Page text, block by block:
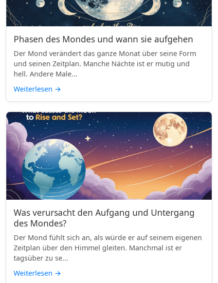
Phasen des Mondes und wann sie aufgehen
Der Mond verändert das ganze Monat über seine Form
und seinen Zeitplan. Manche Nächte ist er mutig und
hell. Andere Male...
Weiterlesen →
Was verursacht den Aufgang und Untergang
des Mondes?
Der Mond fühlt sich an, als würde er auf seinem eigenen
Zeitplan über den Himmel gleiten. Manchmal ist er
tagsüber zu se...
Weiterlesen →